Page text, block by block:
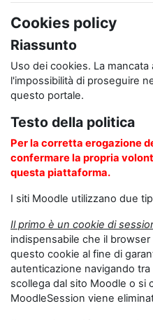
Cookies policy
Riassunto
Uso dei cookies. La
l'impossibilità di proseguire
questo portale.
Testo della politica
Per la corretta erogazione
confermare la propria
questa piattaforma.
I siti Moodle utilizzano due
Il primo è un cookie di
indispensabile che il
questo cookie al fine di
autenticazione navigando
scollega dal sito Moodle o si
MoodleSession viene